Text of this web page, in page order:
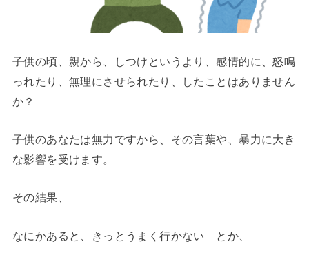
子供の頃、親から、しつけというより、感情的に、怒鳴
っれたり、無理にさせられたり、したことはありません
か？
子供のあなたは無力ですから、その言葉や、暴力に大き
な影響を受けます。
その結果、
なにかあると、きっとうまく行かない とか、